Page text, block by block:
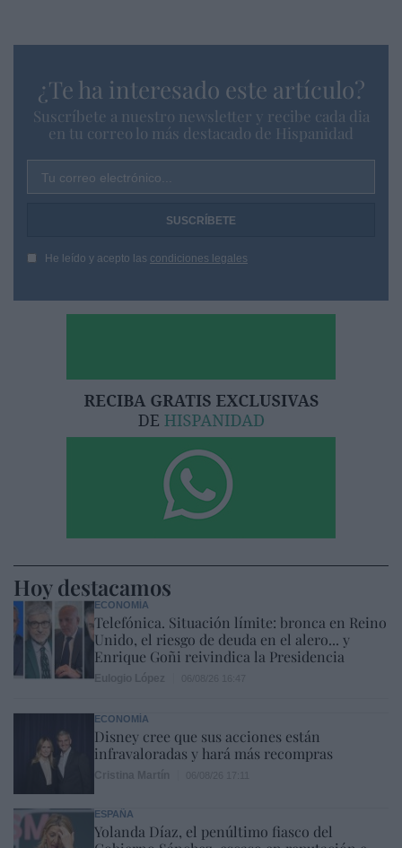
¿Te ha interesado este artículo?
Suscríbete a nuestro newsletter y recibe cada dia
en tu correo lo más destacado de Hispanidad
Tu correo electrónico...
He leído y acepto las condiciones legales
Hoy destacamos
ECONOMÍA
Telefónica. Situación límite: bronca en Reino
Unido, el riesgo de deuda en el alero... y
Enrique Goñi reivindica la Presidencia
ECONOMÍA
Disney cree que sus acciones están
infravaloradas y hará más recompras
ESPAÑA
Yolanda Díaz, el penúltimo fiasco del